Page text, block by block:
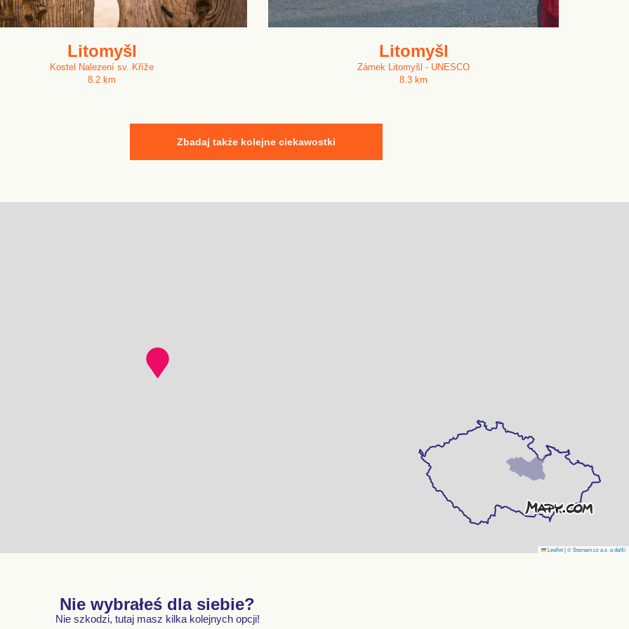
Litomyšl
Kostel Nalezení sv. Kříže
8.2 km
Litomyšl
Zámek Litomyšl - UNESCO
8.3 km
Zbadaj także kolejne ciekawostki
Leaflet|© Seznam.cz a.s. a další
Nie wybrałeś dla siebie?
Nie szkodzi, tutaj masz kilka kolejnych opcji!